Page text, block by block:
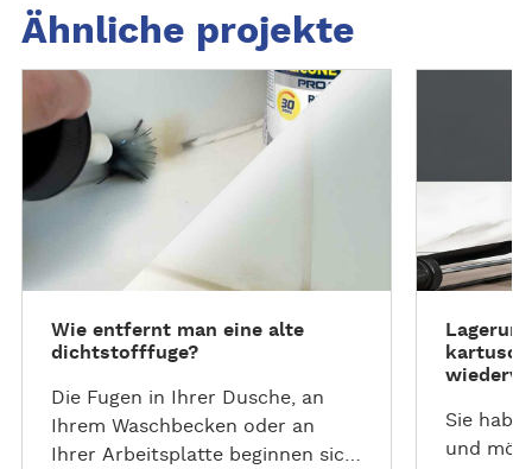
Ähnliche projekte
i
e
Wie entfernt man eine alte
dichtstofffuge?
Die Fugen in Ihrer Dusche, an
Ihrem Waschbecken oder an
Ihrer Arbeitsplatte beginnen sich
l
e
Sie
und